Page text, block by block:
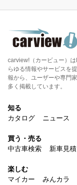
carview!（カービュー）
らゆる情報やサービスを
報から、ユーザーや専門
多く掲載しています。
知る
カタログ
ニュース
買う・売る
中古車検索
新車見積
楽しむ
マイカー
みんカラ